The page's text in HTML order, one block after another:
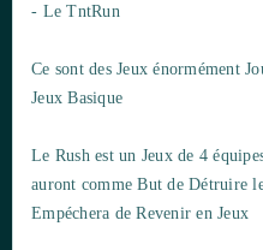
- Le TntRun
Ce sont des Jeux énormément
Jeux Basique
Le Rush est un Jeux de 4
auront comme But de Détruire
Empéchera de Revenir en Jeux